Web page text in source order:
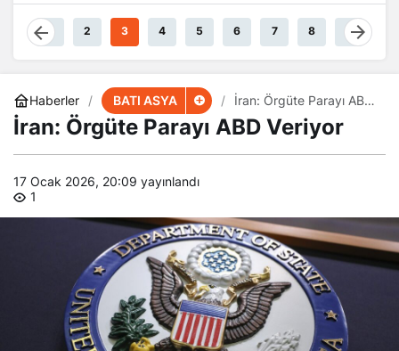
Akıyor
1 2 3 4 5 6 7 8 9
Haberler BATI ASYA
İran: Örgüte Parayı ABD
Veriyor
İran: Örgüte Parayı ABD Veriyor
17 Ocak 2026, 20:09 yayınlandı
1